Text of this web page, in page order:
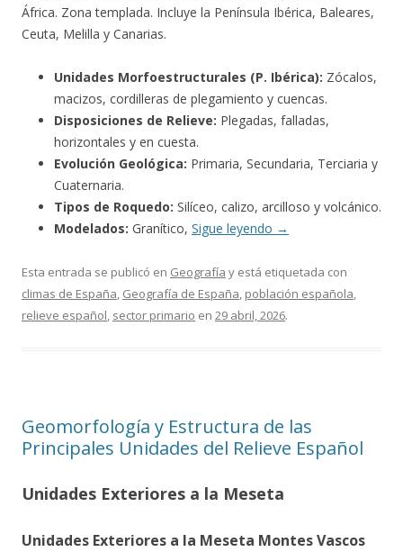
África. Zona templada. Incluye la Península Ibérica, Baleares,
Ceuta, Melilla y Canarias.
Unidades Morfoestructurales (P. Ibérica): Zócalos,
macizos, cordilleras de plegamiento y cuencas.
Disposiciones de Relieve: Plegadas, falladas,
horizontales y en cuesta.
Evolución Geológica: Primaria, Secundaria, Terciaria y
Cuaternaria.
Tipos de Roquedo: Silíceo, calizo, arcilloso y volcánico.
Modelados: Granítico, Sigue leyendo →
Esta entrada se publicó en Geografía y está etiquetada con
climas de España, Geografía de España, población española,
relieve español, sector primario en 29 abril, 2026.
Geomorfología y Estructura de las
Principales Unidades del Relieve Español
Unidades Exteriores a la Meseta
Unidades Exteriores a la Meseta Montes Vascos